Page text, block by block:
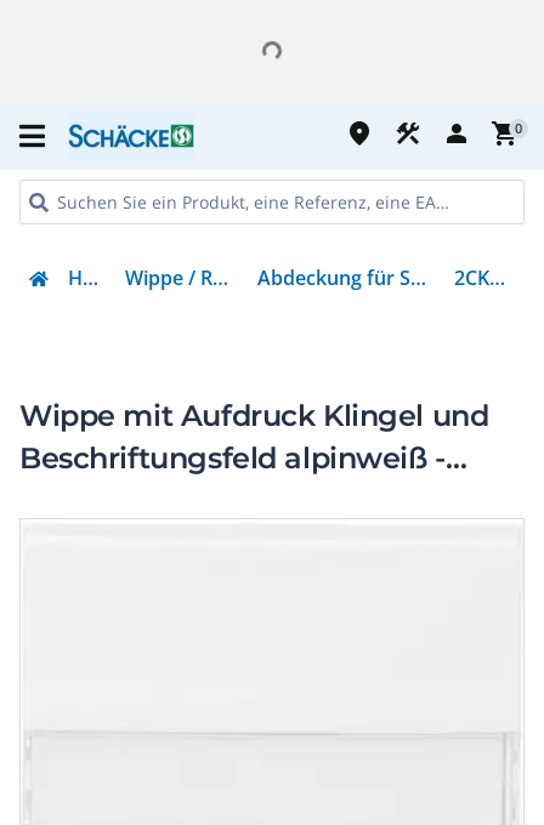
place construction person shopping_cart0
Haustechnik Wippe / Rahmen / Abdeckungen Abdeckung für Schalter, Taster, Dimmer, Jalousie 2CKA001731A2015
Wippe mit Aufdruck Klingel und
Beschriftungsfeld alpinweiß -